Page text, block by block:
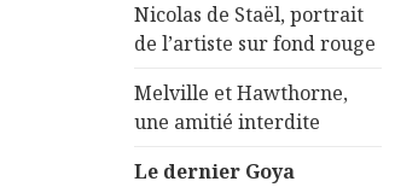
Nicolas de Staël, portrait
de l’artiste sur fond rouge
Melville et Hawthorne,
une amitié interdite
Le dernier Goya